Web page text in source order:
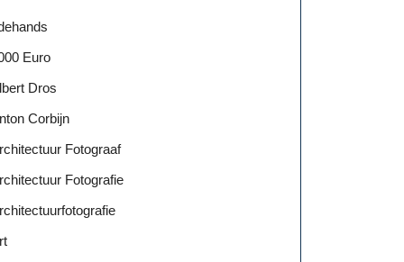
Euro
Dros
Corbijn
Fotograaf
Fotografie